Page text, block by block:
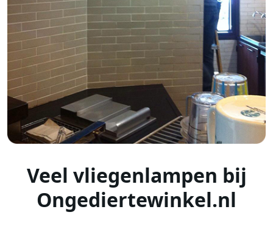
Veel vliegenlampen bij
Ongediertewinkel.nl